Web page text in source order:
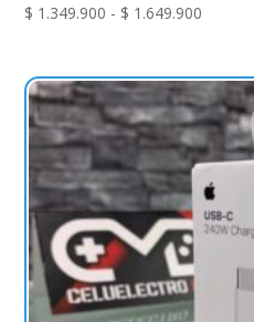
$ 1.349.900 - $ 1.649.900
desde
$
hasta
$